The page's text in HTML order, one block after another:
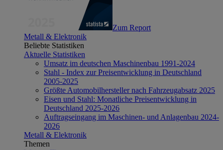
Zum Report
Metall & Elektronik
Beliebte Statistiken
Aktuelle Statistiken
Umsatz im deutschen Maschinenbau 1991-2024
Stahl - Index zur Preisentwicklung in Deutschland
2005-2025
Größte Automobilhersteller nach Fahrzeugabsatz 2025
Eisen und Stahl: Monatliche Preisentwicklung in
Deutschland 2025-2026
Auftragseingang im Maschinen- und Anlagenbau 2024-
2026
Metall & Elektronik
Themen